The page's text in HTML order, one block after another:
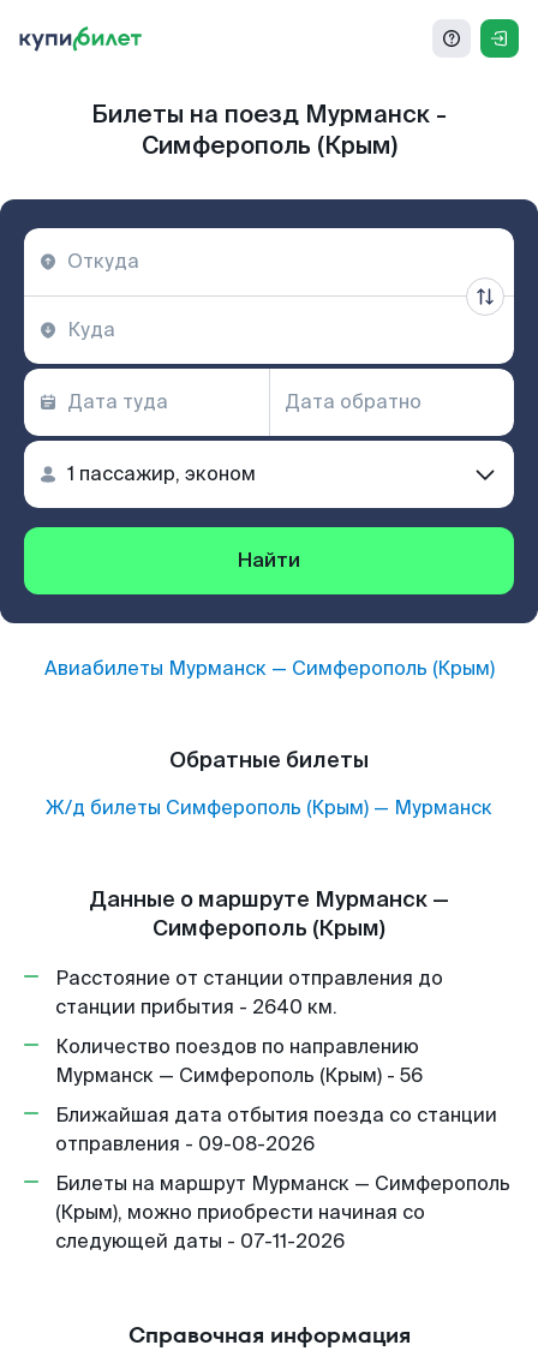
Билеты на поезд Мурманск -
Симферополь (Крым)
Найти
Авиабилеты Мурманск— Симферополь (Крым)
Обратные билеты
Ж/д билеты Симферополь (Крым) — Мурманск
Данные о маршруте Мурманск —
Симферополь (Крым)
Расстояние от станции отправления до
станции прибытия - 2640 км.
Количество поездов по направлению
Мурманск — Симферополь (Крым) - 56
Ближайшая дата отбытия поезда со станции
отправления - 09-08-2026
Билеты на маршрут Мурманск — Симферополь
(Крым), можно приобрести начиная со
следующей даты - 07-11-2026
Справочная информация